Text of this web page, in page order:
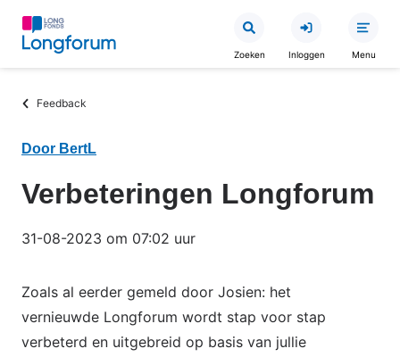
Overslaan
inhoud
Zoeken Inloggen Menu
Kruimelpad
Feedback
Door BertL
Verbeteringen Longforum
31-08-2023 om 07:02 uur
Zoals al eerder gemeld door Josien: het
vernieuwde Longforum wordt stap voor stap
verbeterd en uitgebreid op basis van jullie